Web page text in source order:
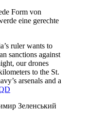
Form von
eine gerechte
ruler wants to
sanctions against
our drones
to the St.
arsenals and a
Зеленський